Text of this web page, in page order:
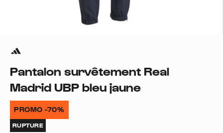
Pantalon survêtement Real
Madrid UBP bleu jaune
PROMO -70%
RUPTURE